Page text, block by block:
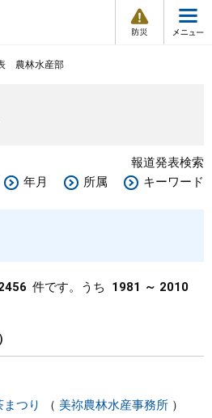
メ
農林水産部
報道発表検索
年月
所属 キーワード
件です。うち
1981 ～ 2010
つり 美祢農林水産事務所